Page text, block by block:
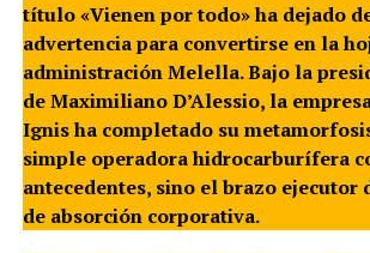
título «Vienen por todo» ha dejado
advertencia para convertirse en la
administración Melella. Bajo la
de Maximiliano D’Alessio, la
Ignis ha completado su
simple operadora hidrocarburífera
antecedentes, sino el brazo ejecutor
de absorción corporativa.